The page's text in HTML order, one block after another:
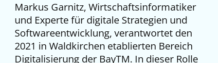
Markus Garnitz, Wirtschaftsinformatiker
und Experte für digitale Strategien und
Softwareentwicklung, verantwortet den
2021 in Waldkirchen etablierten Bereich
Digitalisierung der BayTM. In dieser Rolle